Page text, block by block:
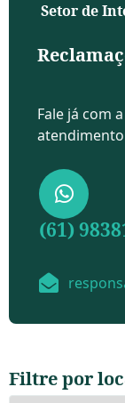
Setor de
Fale já com
(61)
Filtre por